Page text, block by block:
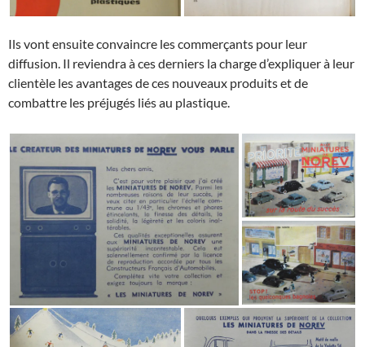
Ils vont ensuite convaincre les commerçants pour leur
diffusion. Il reviendra à ces derniers la charge d’expliquer à leur
clientèle les avantages de ces nouveaux produits et de
combattre les préjugés liés au plastique.